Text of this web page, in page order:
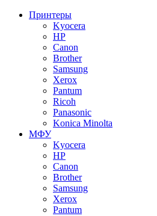
Принтеры
Kyocera
HP
Canon
Brother
Samsung
Xerox
Pantum
Ricoh
Panasonic
Konica Minolta
МФУ
Kyocera
HP
Canon
Brother
Samsung
Xerox
Pantum